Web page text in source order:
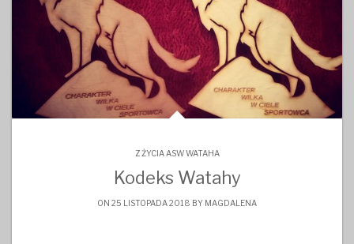
Z ŻYCIA ASW WATAHA
Kodeks Watahy
ON 25 LISTOPADA 2018 BY MAGDALENA